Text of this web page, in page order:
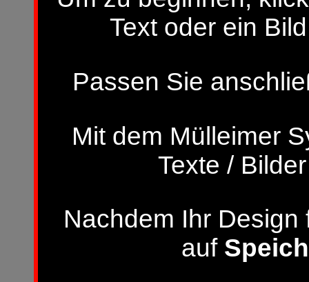
Text oder ein
Passen Sie
Mit dem Mülleimer
Texte /
Nachdem Ihr
auf